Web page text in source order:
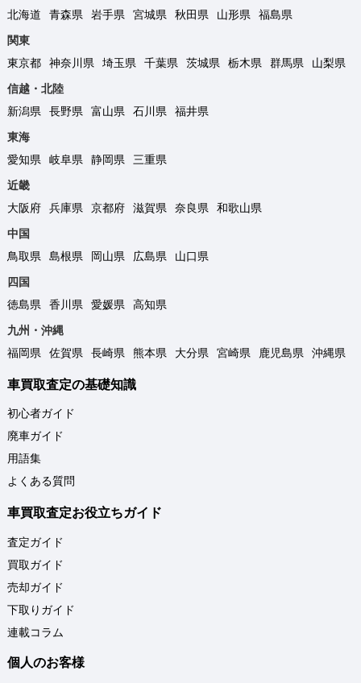
北海道
青森県 岩手県 宮城県 秋田県 山形県
福島県
関東
東京都
神奈川県 埼玉県 千葉県 茨城県 栃木県 群馬県
山梨県
信越・北陸
新潟県
長野県 富山県 石川県
福井県
東海
愛知県
岐阜県 静岡県
三重県
近畿
大阪府
兵庫県 京都府 滋賀県 奈良県
和歌山県
中国
鳥取県
島根県 岡山県 広島県
山口県
四国
徳島県
香川県 愛媛県
高知県
九州・沖縄
福岡県
佐賀県 長崎県 熊本県 大分県 宮崎県 鹿児島県 沖縄県
車買取査定の基礎知識
初心者ガイド
廃車ガイド
用語集
よくある質問
車買取査定お役立ちガイド
査定ガイド
買取ガイド
売却ガイド
下取りガイド
連載コラム
個人のお客様